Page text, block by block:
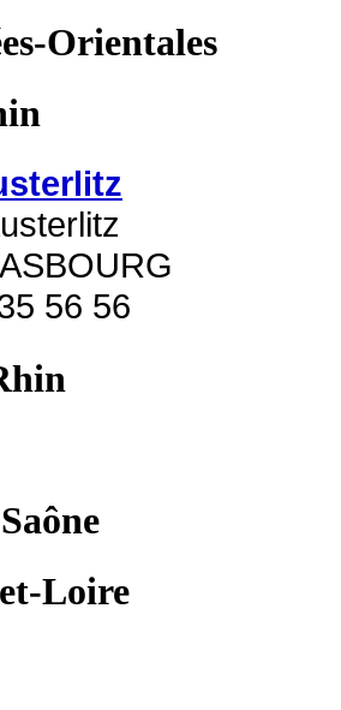
Orientales
56 56
Loire